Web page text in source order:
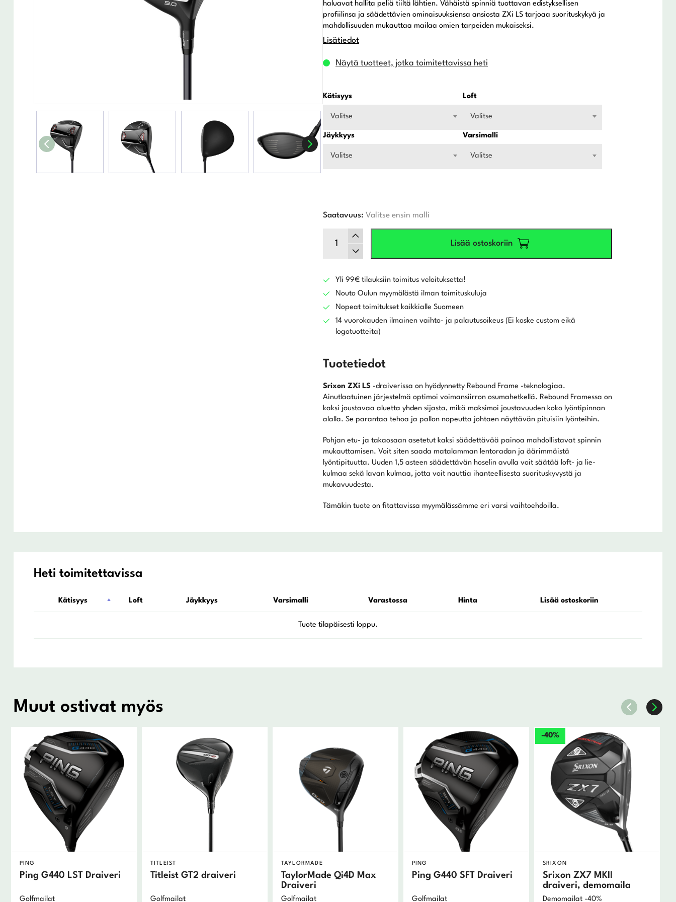
haluavat hallita peliä tiiltä lähtien. Vähäistä spinniä tuottavan edistyksellisen
profiilinsa ja säädettävien ominaisuuksiensa ansiosta ZXi LS tarjoaa suorituskykyä ja
mahdollisuuden mukauttaa mailaa omien tarpeiden mukaiseksi.
Lisätiedot
Näytä tuotteet, jotka toimitettavissa heti
Kätisyys
Valitse
Loft
Valitse
Jäykkyys
Valitse
Varsimalli
Valitse
Saatavuus: Valitse ensin malli
määrä
Lisää ostoskoriin
Yli 99€ tilauksiin toimitus veloituksetta!
Nouto Oulun myymälästä ilman toimituskuluja
Nopeat toimitukset kaikkialle Suomeen
14 vuorokauden ilmainen vaihto- ja palautusoikeus (Ei koske custom eikä
logotuotteita)
Tuotetiedot
Srixon ZXi LS -draiverissa on hyödynnetty Rebound Frame -teknologiaa.
Ainutlaatuinen järjestelmä optimoi voimansiirron osumahetkellä. Rebound Framessa on
kaksi joustavaa aluetta yhden sijasta, mikä maksimoi joustavuuden koko lyöntipinnan
alalla. Se parantaa tehoa ja pallon nopeutta johtaen näyttävän pituisiin lyönteihin.
Pohjan etu- ja takaosaan asetetut kaksi säädettävää painoa mahdollistavat spinnin
mukauttamisen. Voit siten saada matalamman lentoradan ja äärimmäistä
lyöntipituutta. Uuden 1,5 asteen säädettävän hoselin avulla voit säätää loft- ja lie-
kulmaa sekä lavan kulmaa, jotta voit nauttia ihanteellisesta suorituskyvystä ja
mukavuudesta.
Tämäkin tuote on fitattavissa myymälässämme eri varsi vaihtoehdoilla.
Heti toimitettavissa
Kätisyys Loft Jäykkyys Varsimalli Varastossa Hinta Lisää ostoskoriin
Muut ostivat myös
PING
Ping G440 LST Draiveri
Golfmailat
TITLEIST
Titleist GT2 draiveri
Golfmailat
TAYLORMADE
TaylorMade Qi4D Max
Draiveri
Golfmailat
PING
Ping G440 SFT Draiveri
Golfmailat
-40%
SRIXON
Srixon ZX7 MKII
draiveri, demomaila
Demomailat -40%